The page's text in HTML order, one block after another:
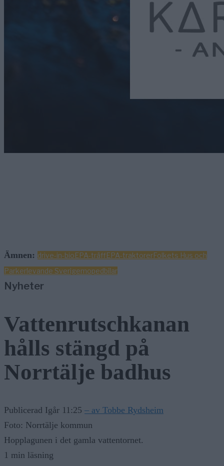
Ämnen: drive-in-bioEPA-träffEPA-traktorerFolkets Hus och
Parkerlevande Sverigemopedbilar
Nyheter
Vattenrutschkanan
hålls stängd på
Norrtälje badhus
Publicerad Igår 11:25 – av Tobbe Rydsheim
Foto: Norrtälje kommun
Hopplagunen i det gamla vattentornet.
1 min läsning